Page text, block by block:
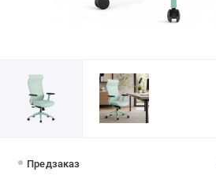
Предзаказ